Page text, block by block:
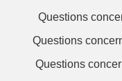
Questions
Questions
Questions